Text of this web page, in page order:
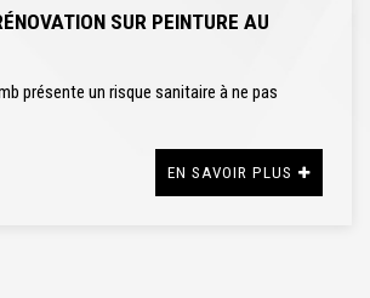
SUR PEINTURE AU
présente un risque sanitaire à ne pas
EN SAVOIR PLUS